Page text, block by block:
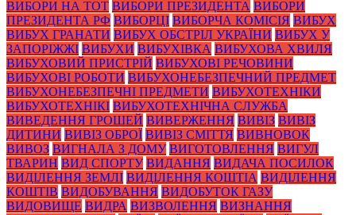
ВИБОРИ НА ТОТ ВИБОРИ ПРЕЗИДЕНТА ВИБОРИ
ПРЕЗИДЕНТА РФ ВИБОРЦІ ВИБОРЧА КОМІСІЯ ВИБУХ
ВИБУХ ГРАНАТИ ВИБУХ ОБСТРІЛ УКРАЇНИ ВИБУХ У
ЗАПОРІЖЖІ ВИБУХИ ВИБУХІВКА ВИБУХОВА ХВИЛЯ
ВИБУХОВИЙ ПРИСТРІЙ ВИБУХОВІ РЕЧОВИНИ
ВИБУХОВІ РОБОТИ ВИБУХОНЕБЕЗПЕЧНИЙ ПРЕДМЕТ
ВИБУХОНЕБЕЗПЕЧНІ ПРЕДМЕТИ ВИБУХОТЕХНІКИ
ВИБУХОТЕХНІКІ ВИБУХОТЕХНІЧНА СЛУЖБА
ВИВЕДЕННЯ ГРОШЕЙ ВИВЕРЖЕННЯ ВИВІЗ ВИВІЗ
ДИТИНИ ВИВІЗ ОБРОЇ ВИВІЗ СМІТТЯ ВИВНОВОК
ВИВОЗ ВИГНАЛА З ДОМУ ВИГОТОВЛЕННЯ ВИГУЛ
ТВАРИН ВИД СПОРТУ ВИДАННЯ ВИДАЧА ПОСИЛОК
ВИДІЛЕННЯ ЗЕМЛІ ВИДІЛЕННЯ КОШТІА ВИДІЛЕННЯ
КОШТІВ ВИДОБУВАННЯ ВИДОБУТОК ГАЗУ
ВИДОВИЩЕ ВИДРА ВИЗВОЛЕННЯ ВИЗНАННЯ